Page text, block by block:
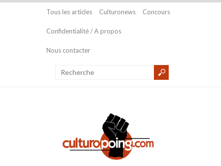
Tous les articles Culturonews Concours
Confidentialité / A propos
Nous contacter